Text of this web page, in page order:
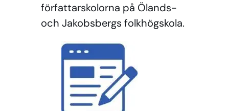
författarskolorna på Ölands-
och Jakobsbergs folkhögskola.